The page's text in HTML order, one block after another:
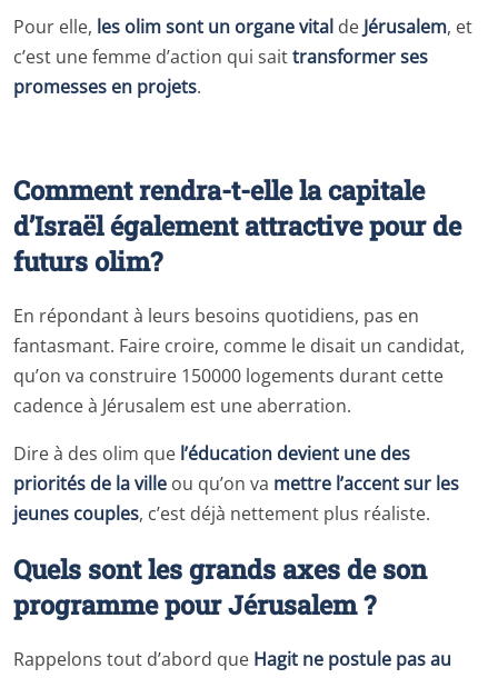
Pour elle, les olim sont un organe vital de Jérusalem, et
c’est une femme d’action qui saittransformer ses
promesses en projets.
Comment rendra-t-elle la capitale
d’Israël également attractive pour de
futurs olim?
En répondant à leurs besoins quotidiens, pas en
fantasmant. Faire croire, comme le disait un candidat,
qu’on va construire 150000 logements durant cette
cadence à Jérusalem est une aberration.
Dire à des olim que l’éducation devient une des
priorités de la ville ou qu’on va mettre l’accent sur les
jeunes couples, c’est déjà nettement plus réaliste.
Quels sont les grands axes de son
programme pour Jérusalem ?
Rappelons tout d’abord que Hagit ne postule pas au